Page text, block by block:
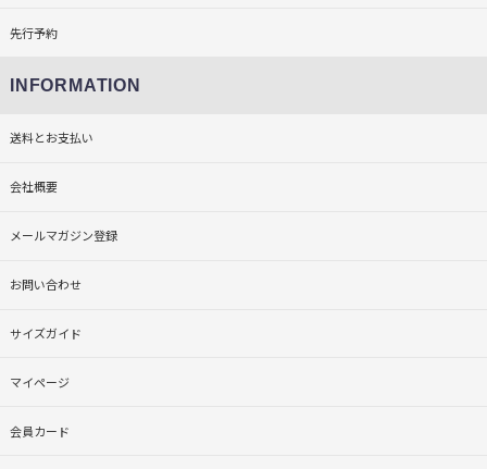
先行予約
INFORMATION
送料とお支払い
会社概要
メールマガジン登録
お問い合わせ
サイズガイド
マイページ
会員カード